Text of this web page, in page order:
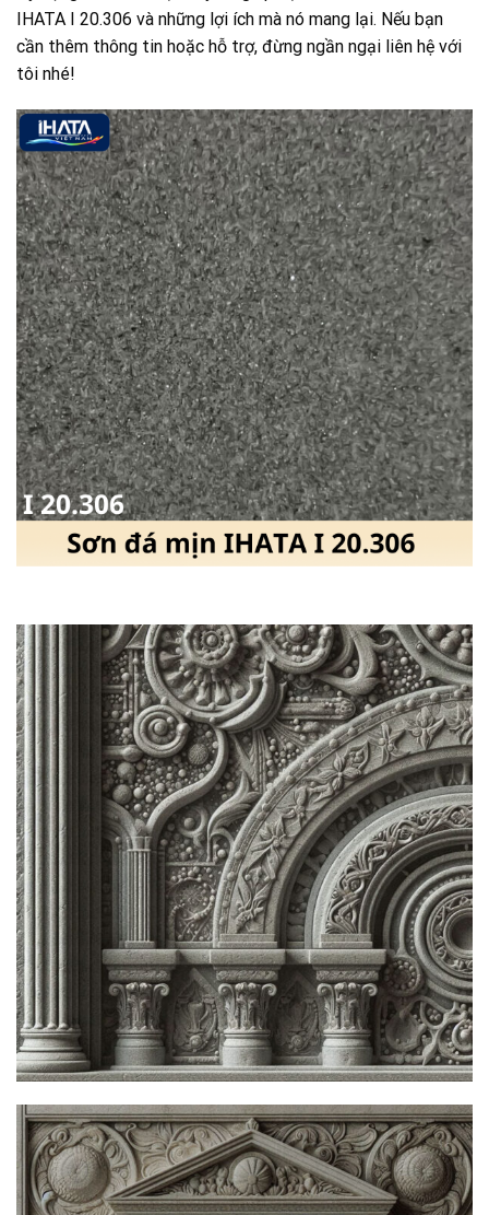
IHATA I 20.306 và những lợi ích mà nó mang lại. Nếu bạn
cần thêm thông tin hoặc hỗ trợ, đừng ngần ngại liên hệ với
tôi nhé!